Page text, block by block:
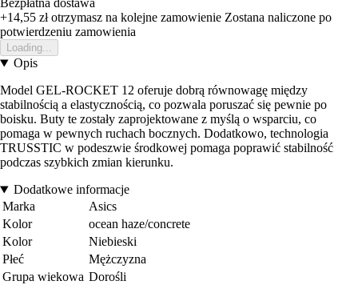
Bezpłatna dostawa
+14,55 złotrzymasz na kolejne zamowienie Zostana naliczone po
potwierdzeniu zamowienia
Loading...
Opis
Model GEL-ROCKET 12 oferuje dobrą równowagę między
stabilnością a elastycznością, co pozwala poruszać się pewnie po
boisku. Buty te zostały zaprojektowane z myślą o wsparciu, co
pomaga w pewnych ruchach bocznych. Dodatkowo, technologia
TRUSSTIC w podeszwie środkowej pomaga poprawić stabilność
podczas szybkich zmian kierunku.
Dodatkowe informacje
Marka
Asics
Kolor
ocean haze/concrete
Kolor
Niebieski
Płeć
Mężczyzna
Grupa wiekowa Dorośli